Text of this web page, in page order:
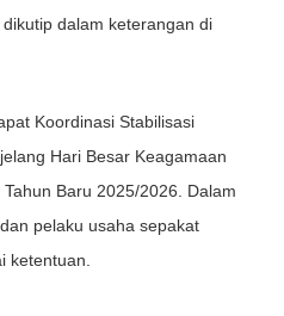
dalam keterangan di
Koordinasi Stabilisasi
Hari Besar Keagamaan
Baru 2025/2026. Dalam
pelaku usaha sepakat
ketentuan.